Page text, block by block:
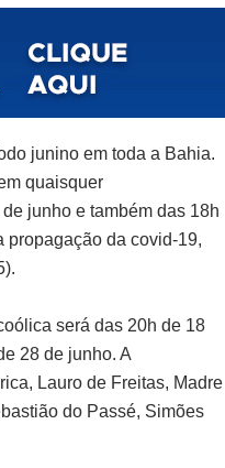
junino em toda a Bahia.
quaisquer
junho e também das 18h
propagação da covid-19,
será das 20h de 18
28 de junho. A
Lauro de Freitas, Madre
do Passé, Simões